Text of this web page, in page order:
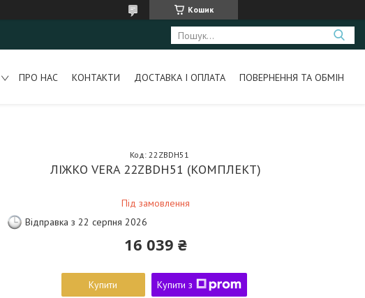
Кошик
ПРО НАС КОНТАКТИ ДОСТАВКА І ОПЛАТА ПОВЕРНЕННЯ ТА ОБМІН
ЛІЖКО VERA 22ZBDH51 (КОМПЛЕКТ)
Під замовлення
Код: 22ZBDH51
Відправка з 22 серпня 2026
16 039 ₴
Купити Купити з